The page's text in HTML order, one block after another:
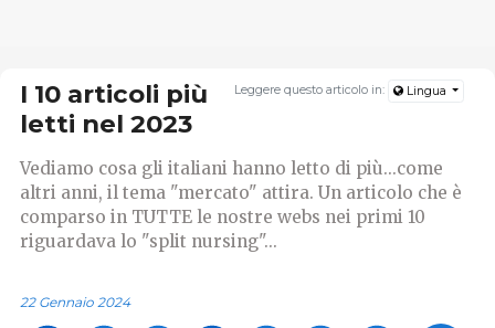
Leggere questo articolo in: Lingua
I 10 articoli più
letti nel 2023
Vediamo cosa gli italiani hanno letto di più...come
altri anni, il tema "mercato" attira. Un articolo che è
comparso in TUTTE le nostre webs nei primi 10
riguardava lo "split nursing"...
22 Gennaio 2024